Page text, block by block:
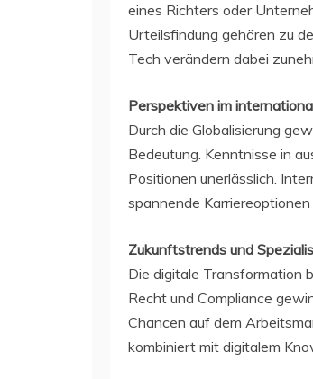
eines Richters oder
Urteilsfindung gehören zu
Tech verändern dabei
Perspektiven im
Durch die Globalisierung
Bedeutung. Kenntnisse in
Positionen unerlässlich.
spannende
Zukunftstrends und
Die digitale Transformation
Recht und Compliance
Chancen auf dem
kombiniert mit digitalem